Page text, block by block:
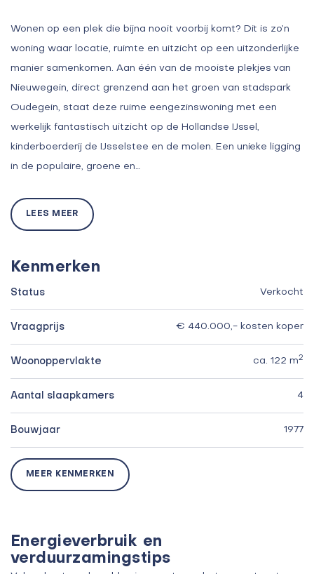
Wonen op een plek die bijna nooit voorbij komt? Dit is zo’n
woning waar locatie, ruimte en uitzicht op een uitzonderlijke
manier samenkomen. Aan één van de mooiste plekjes van
Nieuwegein, direct grenzend aan het groen van stadspark
Oudegein, staat deze ruime eengezinswoning met een
werkelijk fantastisch uitzicht op de Hollandse IJssel,
kinderboerderij de IJsselstee en de molen. Een unieke ligging
in de populaire, groene en…
LEES MEER
Kenmerken
Status Verkocht
Vraagprijs € 440.000,- kosten koper
Woonoppervlakte ca. 122 m2
Aantal slaapkamers 4
Bouwjaar 1977
MEER KENMERKEN
Energieverbruik en
verduurzamingstips